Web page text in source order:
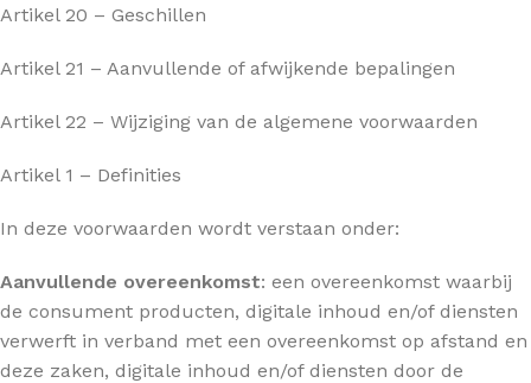
Artikel 20 – Geschillen
Artikel 21 – Aanvullende of afwijkende bepalingen
Artikel 22 – Wijziging van de algemene voorwaarden
Artikel 1 – Definities
In deze voorwaarden wordt verstaan onder:
Aanvullende overeenkomst: een overeenkomst waarbij
de consument producten, digitale inhoud en/of diensten
verwerft in verband met een overeenkomst op afstand en
deze zaken, digitale inhoud en/of diensten door de